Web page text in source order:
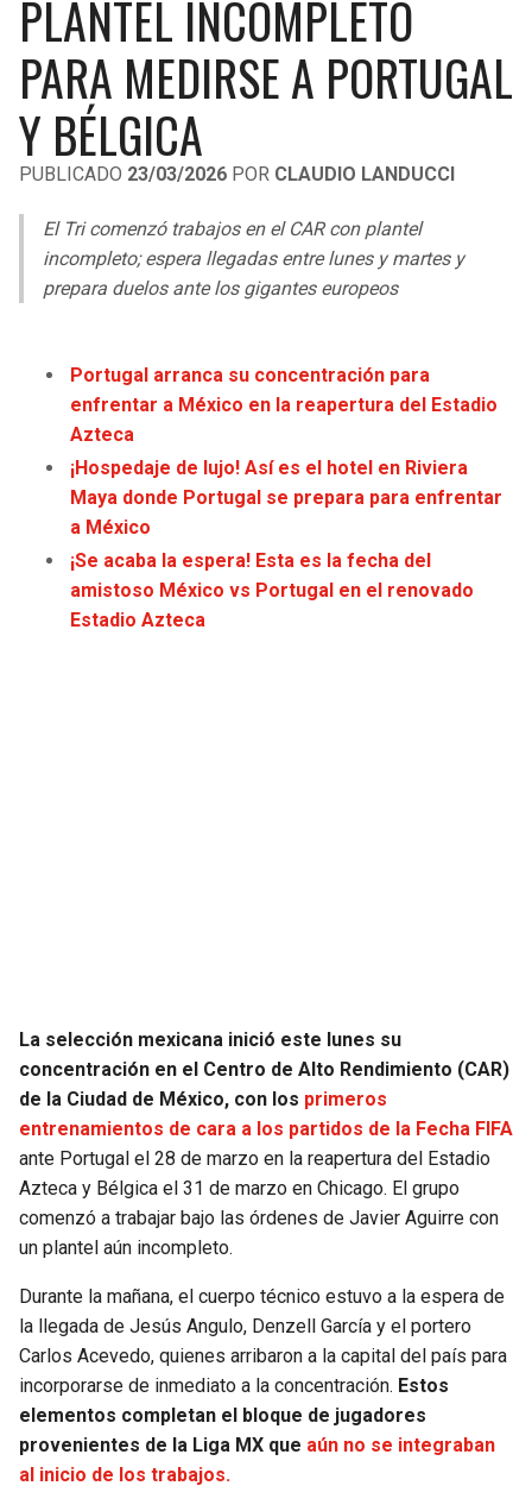
LIGA DE EXPANSIÓN MX
LEAGUES CUP
UEFA EUROPA LEAGUE
UEFA CONFERENCE LEAGUE
MLS
COPA LIBERTADORES
COPA SUDAMERICANA
LIGA BETPLAY
RAIDERS
CHARGERS
RAVENS
STEELERS
TEXANS
COLTS
JAGUARS
TITANS
49ERS
SEAHAWKS
PACKERS
VIKINGS
FALCONS
PANTHERS
CAVALIERS
PISTONS
PACERS
HORNETS
HEAT
MAGIC
WIZARDS
WARRIORS
GRIZZLIES
PELICANS
TIMBERWOLVES
THUNDER
TRAIL BLAZERS
JAZZ
PLANTEL INCOMPLETO
PARA MEDIRSE A PORTUGAL
Y BÉLGICA
PUBLICADO 23/03/2026 POR CLAUDIO LANDUCCI
El Tri comenzó trabajos en el CAR con plantel
incompleto; espera llegadas entre lunes y martes y
prepara duelos ante los gigantes europeos
Portugal arranca su concentración para
enfrentar a México en la reapertura del Estadio
Azteca
¡Hospedaje de lujo! Así es el hotel en Riviera
Maya donde Portugal se prepara para enfrentar
a México
¡Se acaba la espera! Esta es la fecha del
amistoso México vs Portugal en el renovado
Estadio Azteca
La selección mexicana inició este lunes su
concentración en el Centro de Alto Rendimiento (CAR)
de la Ciudad de México, con los primeros
entrenamientos de cara a los partidos de la Fecha FIFA
ante Portugal el 28 de marzo en la reapertura del Estadio
Azteca y Bélgica el 31 de marzo en Chicago. El grupo
comenzó a trabajar bajo las órdenes de Javier Aguirre con
un plantel aún incompleto.
Durante la mañana, el cuerpo técnico estuvo a la espera de
la llegada de Jesús Angulo, Denzell García y el portero
Carlos Acevedo, quienes arribaron a la capital del país para
incorporarse de inmediato a la concentración. Estos
elementos completan el bloque de jugadores
provenientes de la Liga MX que aún no se integraban
al inicio de los trabajos.